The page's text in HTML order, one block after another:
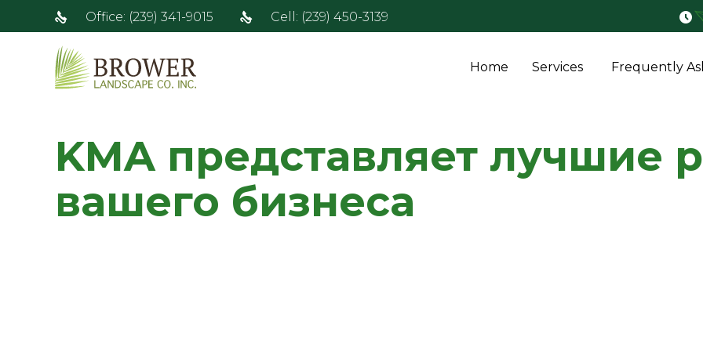
Office: (239) 341-9015 Cell: (239) 450-3139
Home Services Frequently
KMA представляет лучшие
вашего бизнеса